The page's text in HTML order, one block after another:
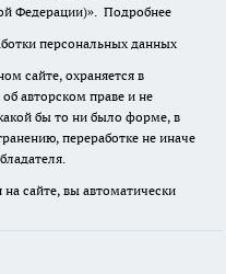
Федерации)». Подробнее
персональных данных
сайте, охраняется в
авторском праве и не
бы то ни было форме, в
переработке не иначе
сайте, вы автоматически